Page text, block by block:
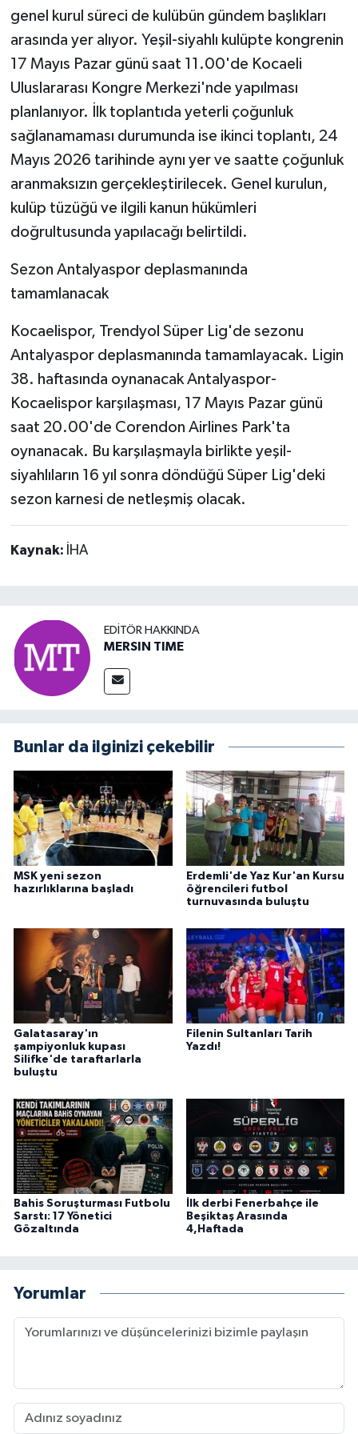
genel kurul süreci de kulübün gündem başlıkları
arasında yer alıyor. Yeşil-siyahlı kulüpte kongrenin
17 Mayıs Pazar günü saat 11.00'de Kocaeli
Uluslararası Kongre Merkezi'nde yapılması
planlanıyor. İlk toplantıda yeterli çoğunluk
sağlanamaması durumunda ise ikinci toplantı, 24
Mayıs 2026 tarihinde aynı yer ve saatte çoğunluk
aranmaksızın gerçekleştirilecek. Genel kurulun,
kulüp tüzüğü ve ilgili kanun hükümleri
doğrultusunda yapılacağı belirtildi.
Sezon Antalyaspor deplasmanında
tamamlanacak
Kocaelispor, Trendyol Süper Lig'de sezonu
Antalyaspor deplasmanında tamamlayacak. Ligin
38. haftasında oynanacak Antalyaspor-
Kocaelispor karşılaşması, 17 Mayıs Pazar günü
saat 20.00'de Corendon Airlines Park'ta
oynanacak. Bu karşılaşmayla birlikte yeşil-
siyahlıların 16 yıl sonra döndüğü Süper Lig'deki
sezon karnesi de netleşmiş olacak.
Kaynak: İHA
EDITÖR HAKKINDA
MERSIN TIME
Bunlar da ilginizi çekebilir
MSK yeni sezon
hazırlıklarına başladı
Erdemli'de Yaz Kur'an Kursu
öğrencileri futbol
turnuvasında buluştu
Galatasaray'ın
şampiyonluk kupası
Silifke'de taraftarlarla
buluştu
Filenin Sultanları Tarih
Yazdı!
Bahis Soruşturması Futbolu
Sarstı: 17 Yönetici
Gözaltında
İlk derbi Fenerbahçe ile
Beşiktaş Arasında
4,Haftada
Yorumlar